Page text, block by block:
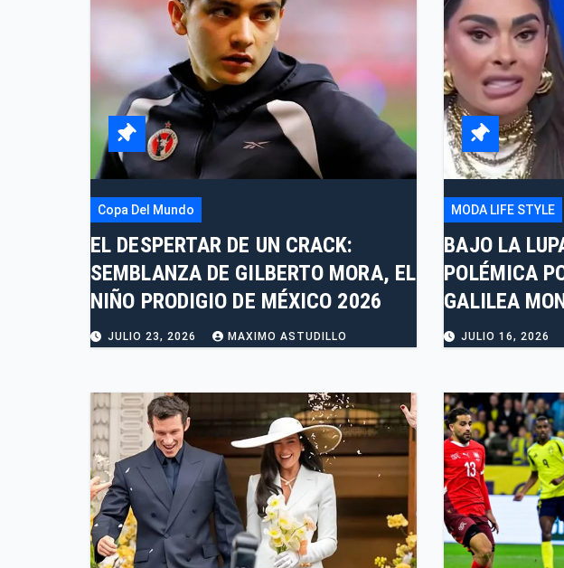
Copa Del Mundo
EL DESPERTAR DE UN CRACK:
SEMBLANZA DE GILBERTO MORA, EL
NIÑO PRODIGIO DE MÉXICO 2026
JULIO 23, 2026 MAXIMO ASTUDILLO
MODA LIFE STYLE
BAJO LA
POLÉMICA
GALILEA
CASA DE
JULIO 16, 2026